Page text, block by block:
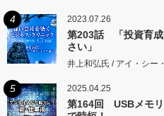
4 2023.07.26
第203話 「投資育成
さい」
井上和弘氏 / アイ・シー
5 2025.04.25
第164回 USBメモリ